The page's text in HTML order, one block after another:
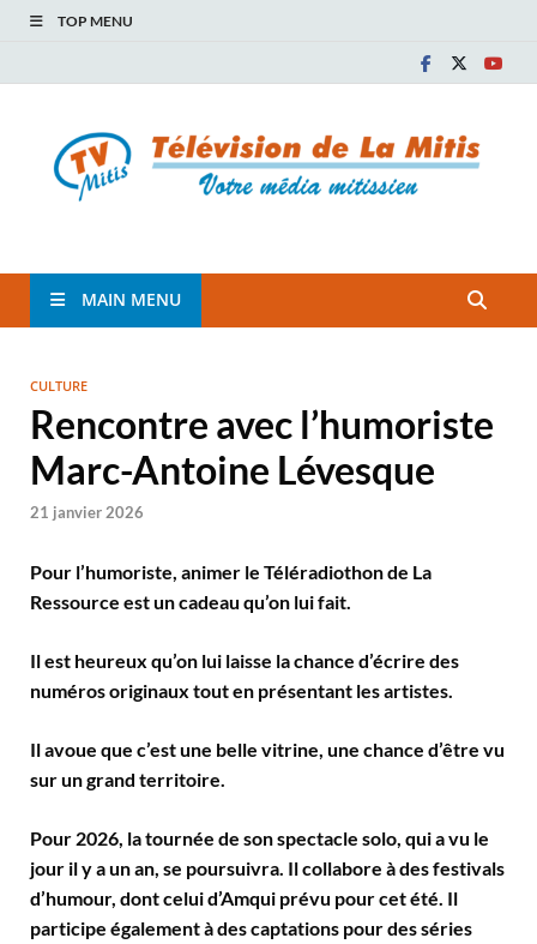
TOP MENU
TVM
MAIN MENU
CULTURE
Rencontre avec l’humoriste
Marc-Antoine Lévesque
21 janvier 2026
Pour l’humoriste, animer le Téléradiothon de La
Ressource est un cadeau qu’on lui fait.
Il est heureux qu’on lui laisse la chance d’écrire des
numéros originaux tout en présentant les artistes.
Il avoue que c’est une belle vitrine, une chance d’être vu
sur un grand territoire.
Pour 2026, la tournée de son spectacle solo, qui a vu le
jour il y a un an, se poursuivra. Il collabore à des festivals
d’humour, dont celui d’Amqui prévu pour cet été. Il
participe également à des captations pour des séries